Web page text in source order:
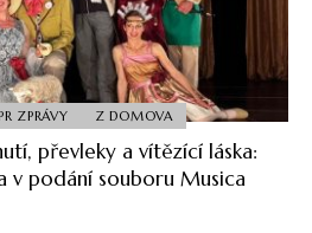
ZPRÁVY Z DOMOVA
převleky a vítězící láska:
v podání souboru Musica